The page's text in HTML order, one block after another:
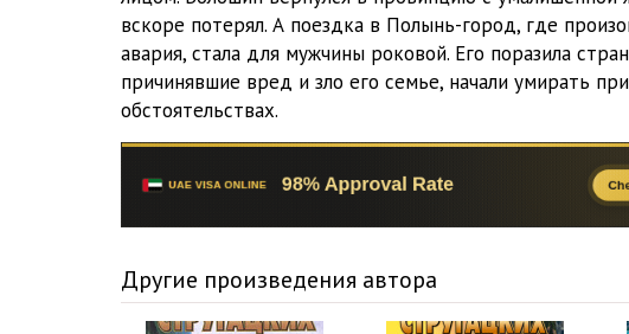
вскоре потерял. А поездка в Полынь-город, где
авария, стала для мужчины роковой. Его поразила
причинявшие вред и зло его семье, начали умирать
обстоятельствах.
Другие произведения автора